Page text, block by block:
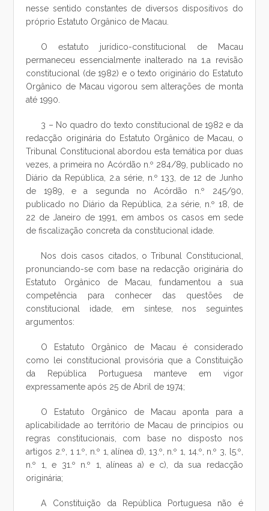
nesse sentido constantes de diversos dispositivos do
próprio Estatuto Orgânico de Macau.
O estatuto jurídico-constitucional de Macau
permaneceu essencialmente inalterado na 1.a revisão
constitucional (de 1982) e o texto originário do Estatuto
Orgânico de Macau vigorou sem alterações de monta
até 1990.
3 – No quadro do texto constitucional de 1982 e da
redacção originária do Estatuto Orgânico de Macau, o
Tribunal Constitucional abordou esta temática por duas
vezes, a primeira no Acórdão n.º 284/89, publicado no
Diário da República, 2.a série, n.º 133, de 12 de Junho
de 1989, e a segunda no Acórdão n.º 245/90,
publicado no Diário da República, 2.a série, n.º 18, de
22 de Janeiro de 1991, em ambos os casos em sede
de fiscalização concreta da constitucional idade.
Nos dois casos citados, o Tribunal Constitucional,
pronunciando-se com base na redacção originária do
Estatuto Orgânico de Macau, fundamentou a sua
competência para conhecer das questões de
constitucional idade, em síntese, nos seguintes
argumentos:
O Estatuto Orgânico de Macau é considerado
como lei constitucional provisória que a Constituição
da República Portuguesa manteve em vigor
expressamente após 25 de Abril de 1974;
O Estatuto Orgânico de Macau aponta para a
aplicabilidade ao território de Macau de princípios ou
regras constitucionais, com base no disposto nos
artigos 2.º, 1 1.º, n.º 1, alínea d), 13.º, n.º 1, 14.º, n.º 3, l5.º,
n.º 1, e 31.º n.º 1, alíneas a) e c), da sua redacção
originária;
A Constituição da República Portuguesa não é